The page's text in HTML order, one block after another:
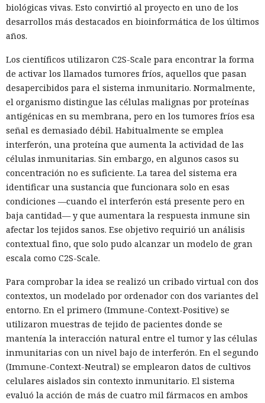
biológicas vivas. Esto convirtió al proyecto en uno de los
desarrollos más destacados en bioinformática de los últimos
años.
Los científicos utilizaron C2S-Scale para encontrar la forma
de activar los llamados tumores fríos, aquellos que pasan
desapercibidos para el sistema inmunitario. Normalmente,
el organismo distingue las células malignas por proteínas
antigénicas en su membrana, pero en los tumores fríos esa
señal es demasiado débil. Habitualmente se emplea
interferón, una proteína que aumenta la actividad de las
células inmunitarias. Sin embargo, en algunos casos su
concentración no es suficiente. La tarea del sistema era
identificar una sustancia que funcionara solo en esas
condiciones —cuando el interferón está presente pero en
baja cantidad— y que aumentara la respuesta inmune sin
afectar los tejidos sanos. Ese objetivo requirió un análisis
contextual fino, que solo pudo alcanzar un modelo de gran
escala como C2S-Scale.
Para comprobar la idea se realizó un cribado virtual con dos
contextos, un modelado por ordenador con dos variantes del
entorno. En el primero (Immune-Context-Positive) se
utilizaron muestras de tejido de pacientes donde se
mantenía la interacción natural entre el tumor y las células
inmunitarias con un nivel bajo de interferón. En el segundo
(Immune-Context-Neutral) se emplearon datos de cultivos
celulares aislados sin contexto inmunitario. El sistema
evaluó la acción de más de cuatro mil fármacos en ambos